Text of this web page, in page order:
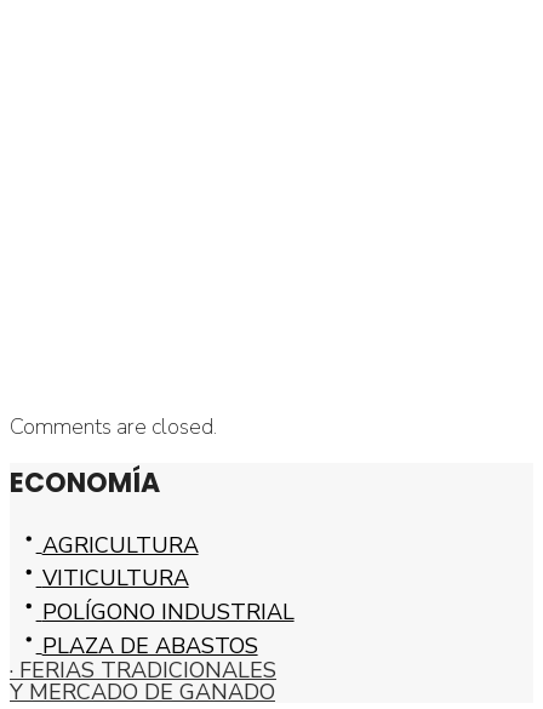
Comments are closed.
ECONOMÍA
AGRICULTURA
VITICULTURA
POLÍGONO INDUSTRIAL
PLAZA DE ABASTOS
· FERIAS TRADICIONALES
Y MERCADO DE GANADO